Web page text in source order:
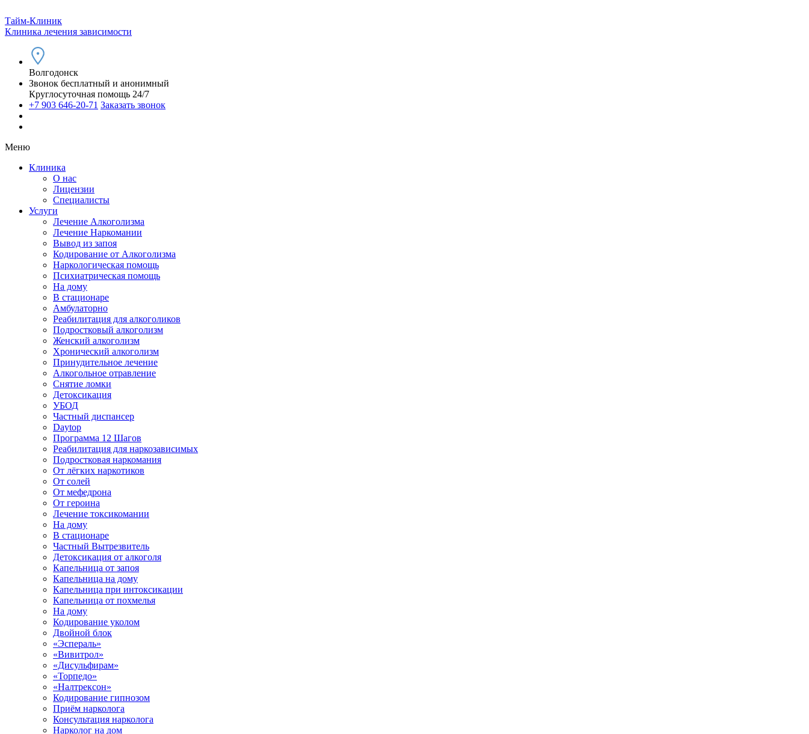
Тайм-Клиник
Клиника лечения зависимости
Волгодонск
Звонок бесплатный и анонимный
Круглосуточная помощь 24/7
+7 903 646-20-71 Заказать звонок
Меню
Клиника
О нас
Лицензии
Специалисты
Услуги
Лечение Алкоголизма
Лечение Наркомании
Вывод из запоя
Кодирование от Алкоголизма
Наркологическая помощь
Психиатрическая помощь
На дому
В стационаре
Амбулаторно
Реабилитация для алкоголиков
Подростковый алкоголизм
Женский алкоголизм
Хронический алкоголизм
Принудительное лечение
Алкогольное отравление
Снятие ломки
Детоксикация
УБОД
Частный диспансер
Daytop
Программа 12 Шагов
Реабилитация для наркозависимых
Подростковая наркомания
От лёгких наркотиков
От солей
От мефедрона
От героина
Лечение токсикомании
На дому
В стационаре
Частный Вытрезвитель
Детоксикация от алкоголя
Капельница от запоя
Капельница на дому
Капельница при интоксикации
Капельница от похмелья
На дому
Кодирование уколом
Двойной блок
«Эспераль»
«Вивитрол»
«Дисульфирам»
«Торпедо»
«Налтрексон»
Кодирование гипнозом
Приём нарколога
Консультация нарколога
Нарколог на дом